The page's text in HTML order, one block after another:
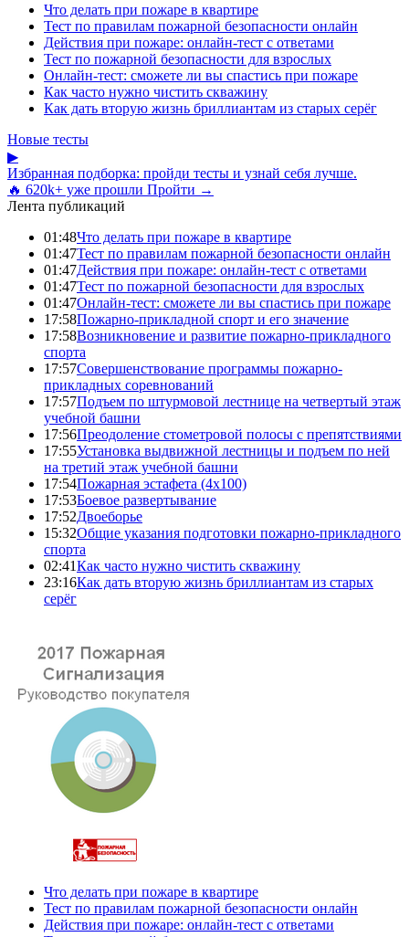
Что делать при пожаре в квартире
Тест по правилам пожарной безопасности онлайн
Действия при пожаре: онлайн-тест с ответами
Тест по пожарной безопасности для взрослых
Онлайн-тест: сможете ли вы спастись при пожаре
Как часто нужно чистить скважину
Как дать вторую жизнь бриллиантам из старых серёг
Новые тесты
▶
Избранная подборка: пройди тесты и узнай себя лучше.
🔥 620k+ уже прошли Пройти →
Лента публикаций
01:48Что делать при пожаре в квартире
01:47Тест по правилам пожарной безопасности онлайн
01:47Действия при пожаре: онлайн-тест с ответами
01:47Тест по пожарной безопасности для взрослых
01:47Онлайн-тест: сможете ли вы спастись при пожаре
17:58Пожарно-прикладной спорт и его значение
17:58Возникновение и развитие пожарно-прикладного
спорта
17:57Совершенствование программы пожарно-
прикладных соревнований
17:57Подъем по штурмовой лестнице на четвертый этаж
учебной башни
17:56Преодоление стометровой полосы с препятствиями
17:55Установка выдвижной лестницы и подъем по ней
на третий этаж учебной башни
17:54Пожарная эстафета (4x100)
17:53Боевое развертывание
17:52Двоеборье
15:32Общие указания подготовки пожарно-прикладного
спорта
02:41Как часто нужно чистить скважину
23:16Как дать вторую жизнь бриллиантам из старых
серёг
Что делать при пожаре в квартире
Тест по правилам пожарной безопасности онлайн
Действия при пожаре: онлайн-тест с ответами